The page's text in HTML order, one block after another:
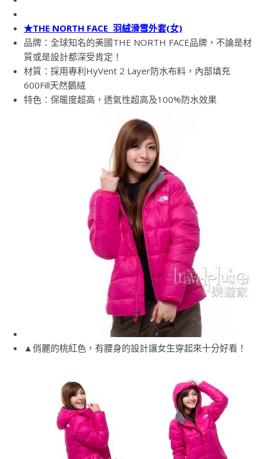
★THE NORTH FACE 羽絨滑雪外套(女)
品牌：全球知名的美國THE NORTH FACE品牌，不論是材
質或是設計都深受肯定！
材質：採用專利HyVent 2 Layer防水布料，內部填充
600Fill天然鵝絨
特色：保暖度超高，透氣性超高及100%防水效果
▲俏麗的桃紅色，有腰身的設計讓女生穿起來十分好看！